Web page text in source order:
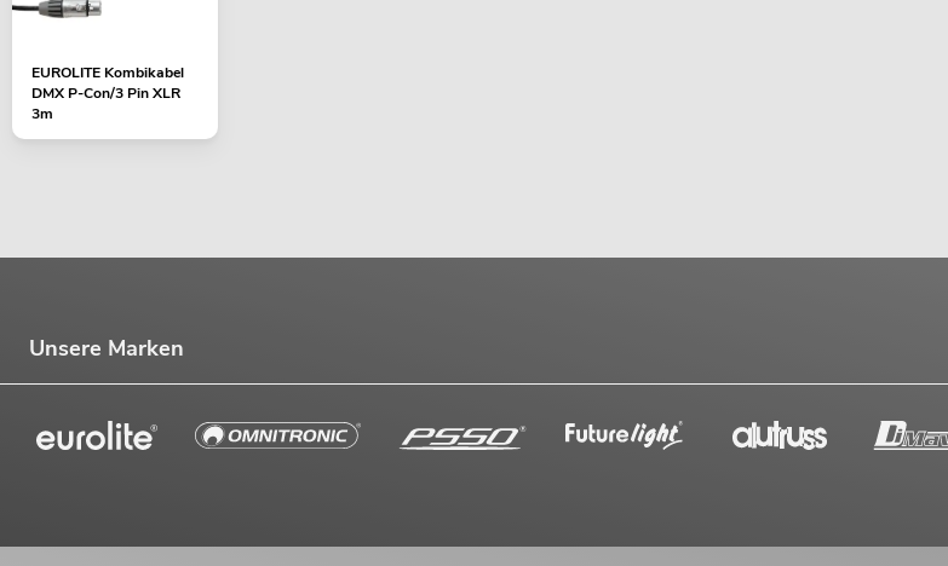
EUROLITE Kombikabel
DMX P-Con/3 Pin XLR
3m
Unsere Marken